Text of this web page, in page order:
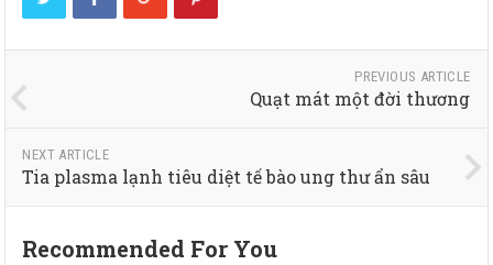
PREVIOUS ARTICLE
Quạt mát một đời thương
NEXT ARTICLE
Tia plasma lạnh tiêu diệt tế bào ung thư ẩn sâu
Recommended For You